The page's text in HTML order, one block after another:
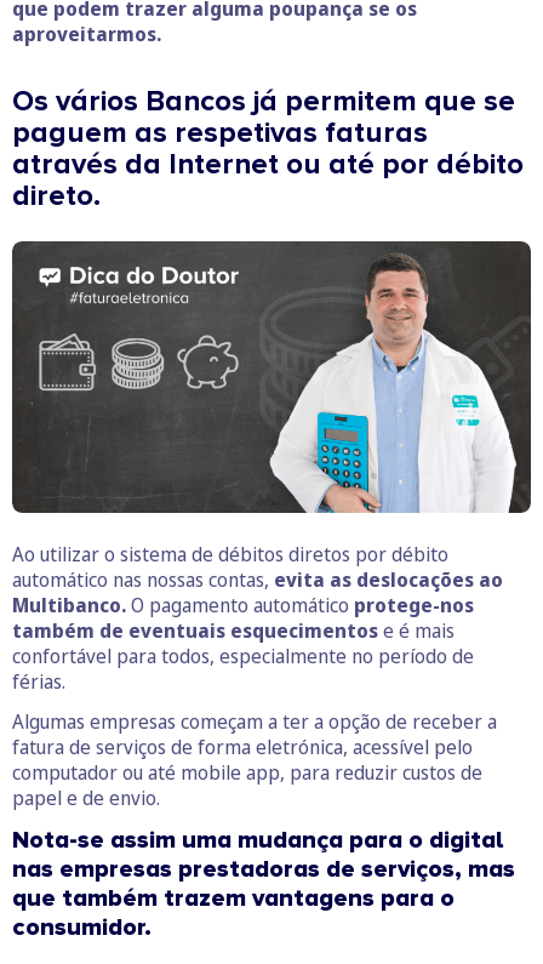
que podem trazer alguma poupança se os
aproveitarmos.
Os vários Bancos já permitem que se
paguem as respetivas faturas
através da Internet ou até por débito
direto.
Ao utilizar o sistema de débitos diretos por débito
automático nas nossas contas, evita as deslocações ao
Multibanco.O pagamento automático protege-nos
também de eventuais esquecimentose é mais
confortável para todos, especialmente no período de
férias.
Algumas empresas começam a ter a opção de receber a
fatura de serviços de forma eletrónica, acessível pelo
computador ou até mobile app, para reduzir custos de
papel e de envio.
Nota-se assim uma mudança para o digital
nas empresas prestadoras de serviços, mas
que também trazem vantagens para o
consumidor.